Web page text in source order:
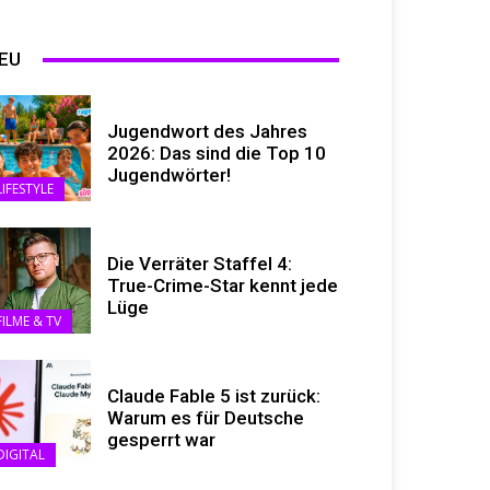
Jugendwort des Jahres
2026: Das sind die Top 10
Jugendwörter!
& TV
Die Verräter Staffel 4:
True-Crime-Star kennt jede
Lüge
Claude Fable 5 ist zurück:
Warum es für Deutsche
gesperrt war